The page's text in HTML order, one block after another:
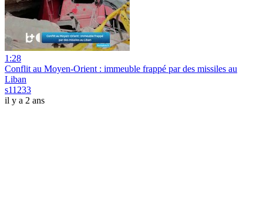
1:28
Conflit au Moyen-Orient : immeuble frappé par des missiles au
Liban
s11233
il y a 2 ans